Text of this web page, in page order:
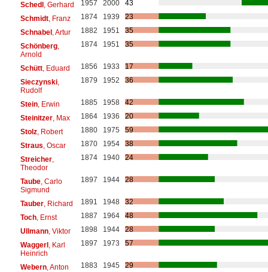
Schedl, Gerhard 1957 2000
43
Schmidt, Franz 1874 1939
23
Schnabel, Artur 1882 1951
35
Schönberg,
Arnold
1874 1951 35
Schütt, Eduard 1856 1933
17
Sieczynski,
Rudolf
1879 1952 36
Stein, Erwin 1885 1958
42
Steinitzer, Max 1864 1936
20
Stolz, Robert 1880 1975
59
Straus , Oscar 1870 1954
38
Streicher,
Theodor
1874 1940 24
Taube, Carlo
Sigmund
1897 1944 28
Tauber, Richard 1891 1948
32
Toch, Ernst 1887 1964
48
Ullmann, Viktor 1898 1944
28
Waggerl, Karl
Heinrich
1897 1973 57
Webern, Anton 1883 1945
29